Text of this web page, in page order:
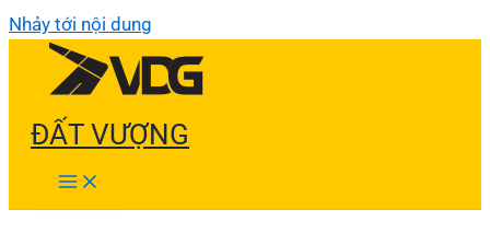
Nhảy tới nội dung
ĐẤT VƯỢNG